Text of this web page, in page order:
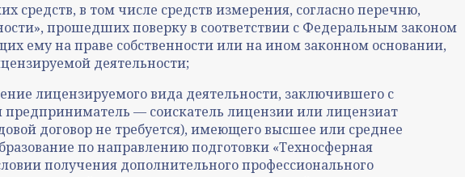
средств, в том числе средств измерения, согласно перечню,
прошедших поверку в соответствии с Федеральным законом
ему на праве собственности или на ином законном основании,
деятельности;
лицензируемого вида деятельности, заключившего с
— соискатель лицензии или лицензиат
договор не требуется), имеющего высшее или среднее
по направлению подготовки «Техносферная
получения дополнительного профессионального